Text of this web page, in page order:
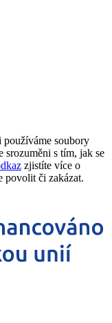
používáme soubory
srozuměni s tím, jak se
zjistíte více o
povolit či zakázat.